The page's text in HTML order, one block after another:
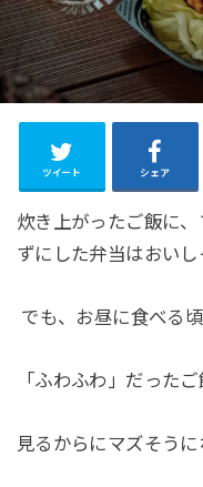
ツイート シェア
炊き上がったご飯に
ずにした弁当はおいし
でも、お昼に食べる
「ふわふわ」だった
見るからにマズそうに